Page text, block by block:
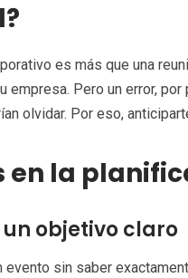
es más que una
empresa. Pero un error,
olvidar. Por eso,
en la
objetivo claro
evento sin saber